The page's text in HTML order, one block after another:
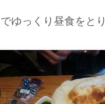
ゆっくり昼食をとり